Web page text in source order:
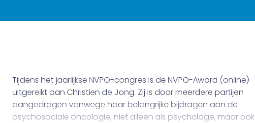
Tijdens het jaarlijkse NVPO-congres is de NVPO-Award (online)
uitgereikt aan Christien de Jong. Zij is door meerdere partijen
aangedragen vanwege haar belangrijke bijdragen aan de
psychosociale oncologie, niet alleen als psychologe, maar ook